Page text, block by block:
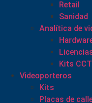
Retail
Sanidad
Analítica de
Kits
Videoporteros
Kits
Placas de